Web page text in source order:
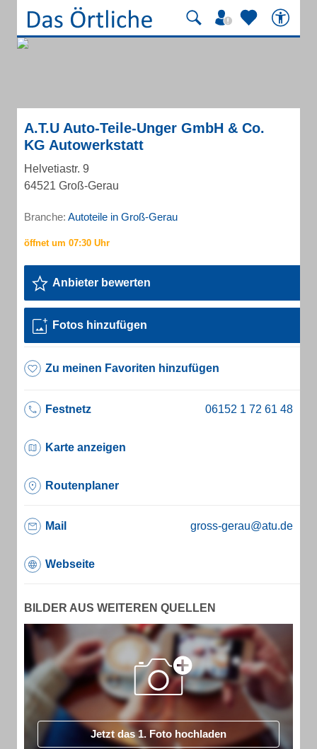
A.T.U Auto-Teile-Unger GmbH & Co.
KG Autowerkstatt
Helvetiastr. 9
64521 Groß-Gerau
Branche: Autoteile in Groß-Gerau
Anbieter bewerten
Fotos hinzufügen
Zu meinen Favoriten hinzufügen
Festnetz
Karte anzeigen
Routenplaner
Mail gross-gerau@atu.de
Webseite
BILDER AUS WEITEREN QUELLEN
Jetzt das 1. Foto hochladen